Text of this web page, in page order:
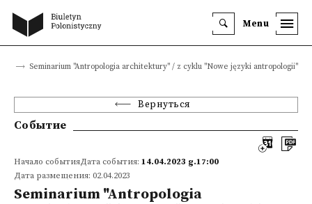
Menu
Seminarium "Antropologia architektury" / z cyklu "Nowe języki antropologii"
Вернуться
Событие
Начало событияДата события: 14.04.2023 g.17:00
Дата размещения: 02.04.2023
Seminarium "Antropologia